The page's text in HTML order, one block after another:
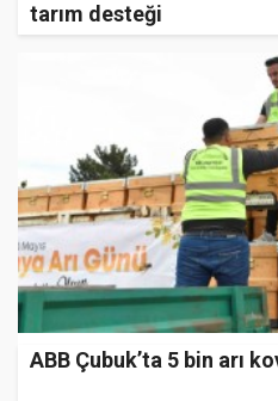
tarım desteği
ABB Çubuk’ta 5 bin arı